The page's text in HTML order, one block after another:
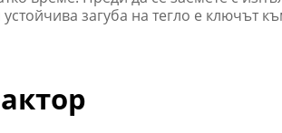
загуба на тегло е ключът